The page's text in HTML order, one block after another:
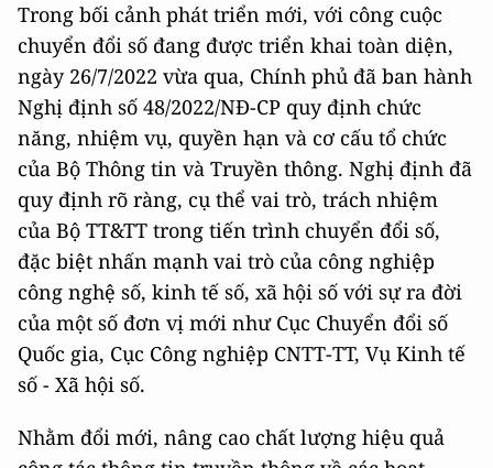
Trong bối cảnh phát triển mới, với công cuộc
chuyển đổi số đang được triển khai toàn diện,
ngày 26/7/2022 vừa qua, Chính phủ đã ban hành
Nghị định số 48/2022/NĐ-CP quy định chức
năng, nhiệm vụ, quyền hạn và cơ cấu tổ chức
của Bộ Thông tin và Truyền thông. Nghị định đã
quy định rõ ràng, cụ thể vai trò, trách nhiệm
của Bộ TT&TT trong tiến trình chuyển đổi số,
đặc biệt nhấn mạnh vai trò của công nghiệp
công nghệ số, kinh tế số, xã hội số với sự ra đời
của một số đơn vị mới như Cục Chuyển đổi số
Quốc gia, Cục Công nghiệp CNTT-TT, Vụ Kinh tế
số - Xã hội số.
Nhằm đổi mới, nâng cao chất lượng hiệu quả